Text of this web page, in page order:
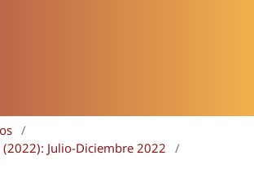
/
Julio-Diciembre 2022
/